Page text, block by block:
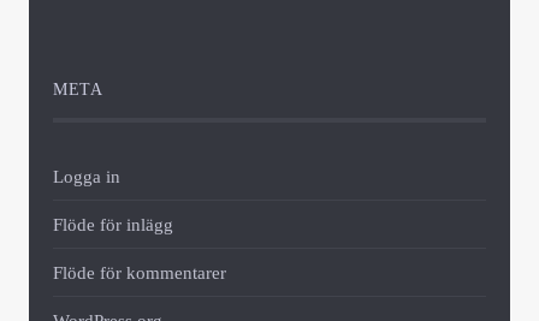
META
Logga in
Flöde för inlägg
Flöde för kommentarer